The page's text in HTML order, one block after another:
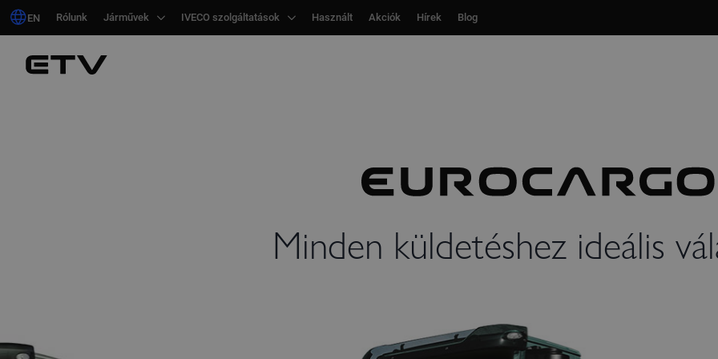
EN Rólunk Járművek IVECO szolgáltatások Használt Akciók Hírek Blog
EN Rólunk Járművek IVECO szolgáltatások Használt Akciók Hírek Blog
Minden küldetéshez ideális